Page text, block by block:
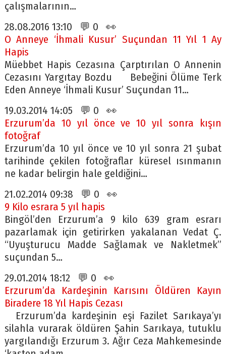
çalışmalarının…
28.08.2016 13:10 💬 0 👀
O Anneye ‘İhmali Kusur’ Suçundan 11 Yıl 1 Ay
Hapis
Müebbet Hapis Cezasına Çarptırılan O Annenin
Cezasını Yargıtay Bozdu Bebeğini Ölüme Terk
Eden Anneye ‘İhmali Kusur’ Suçundan 11…
19.03.2014 14:05 💬 0 👀
Erzurum’da 10 yıl önce ve 10 yıl sonra kışın
fotoğraf
Erzurum’da 10 yıl önce ve 10 yıl sonra 21 şubat
tarihinde çekilen fotoğraflar küresel ısınmanın
ne kadar belirgin hale geldiğini…
21.02.2014 09:38 💬 0 👀
9 Kilo esrara 5 yıl hapis
Bingöl’den Erzurum’a 9 kilo 639 gram esrarı
pazarlamak için getirirken yakalanan Vedat Ç.
“Uyuşturucu Madde Sağlamak ve Nakletmek”
suçundan 5…
29.01.2014 18:12 💬 0 👀
Erzurum’da Kardeşinin Karısını Öldüren Kayın
Biradere 18 Yıl Hapis Cezası
Erzurum’da kardeşinin eşi Fazilet Sarıkaya’yı
silahla vurarak öldüren Şahin Sarıkaya, tutuklu
yargılandığı Erzurum 3. Ağır Ceza Mahkemesinde